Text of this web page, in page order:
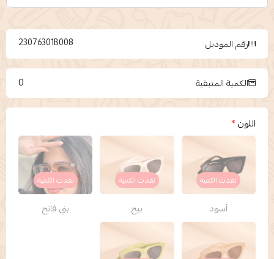
رقم الموديل 23076301B008
الكمية المتبقية 0
اللون*
نفدت الكمية
أسود
نفدت الكمية
بيج
نفدت الكمية
بني فاتح